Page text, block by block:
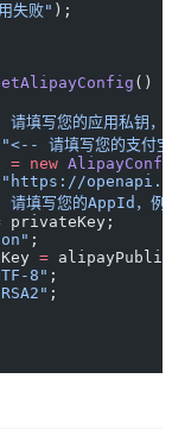
失败" );
()
填写您的应用私钥
"<-- 请填写您的支付
= new
"https://
填写您的AppId，
privateKey;
;
=
8" ;
;